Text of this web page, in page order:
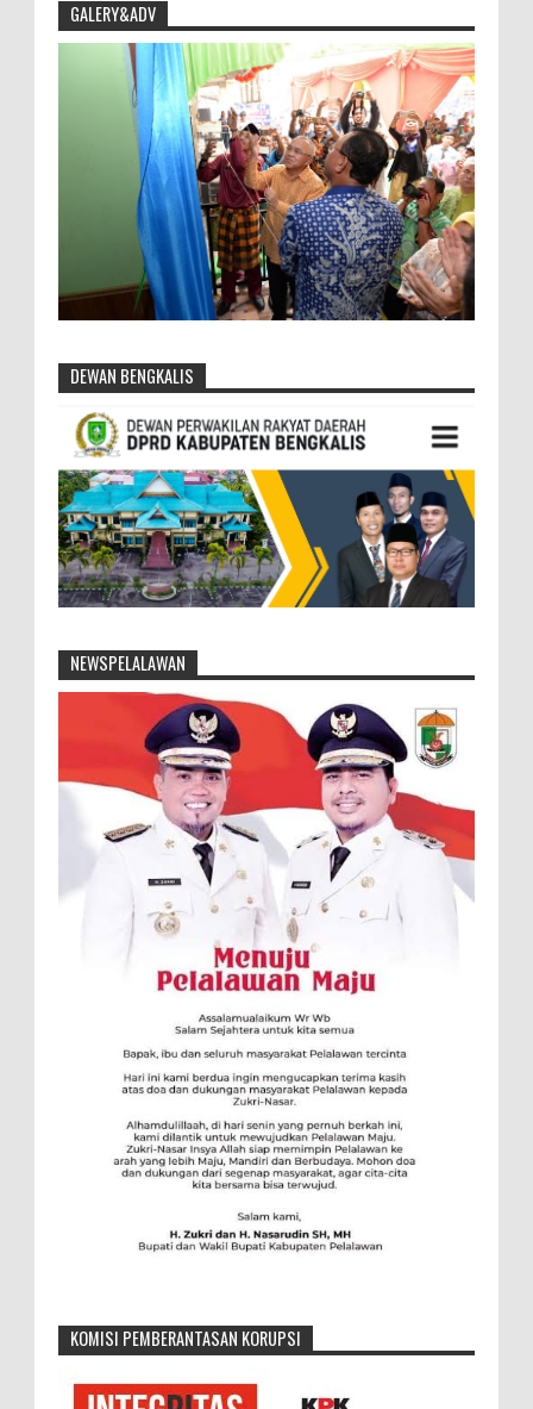
GALERY&ADV
DEWAN BENGKALIS
NEWSPELALAWAN
KOMISI PEMBERANTASAN KORUPSI